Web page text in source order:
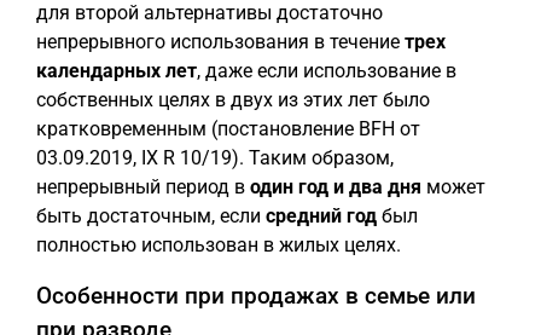
для второй альтернативы достаточно
непрерывного использования в течение трех
календарных лет, даже если использование в
собственных целях в двух из этих лет было
кратковременным (постановление BFH от
03.09.2019, IX R 10/19). Таким образом,
непрерывный период в один год и два дня может
быть достаточным, если средний год был
полностью использован в жилых целях.
Особенности при продажах в семье или